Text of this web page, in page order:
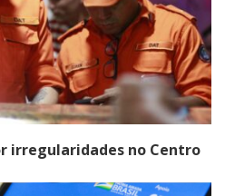
irregularidades no Centro